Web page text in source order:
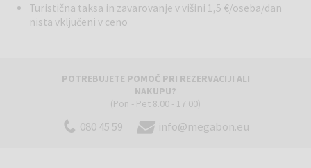
Turistična taksa in zavarovanje v višini 1,5 €/oseba/dan
nista vključeni v ceno
POTREBUJETE POMOČ PRI REZERVACIJI ALI
NAKUPU?
(Pon - Pet 8.00 - 17.00)
080 45 59 info@megabon.eu